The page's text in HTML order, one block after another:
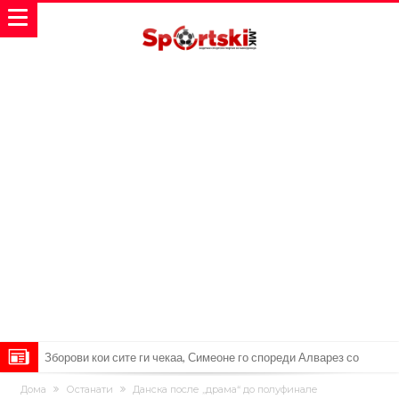
Зборови кои сите ги чекаа, Симеоне го спореди Алварез со
Гризман
Реал Мадрид ја прекинува потрагата по нов играч за врска
Дома Останати Данска после „драма“ до полуфинале